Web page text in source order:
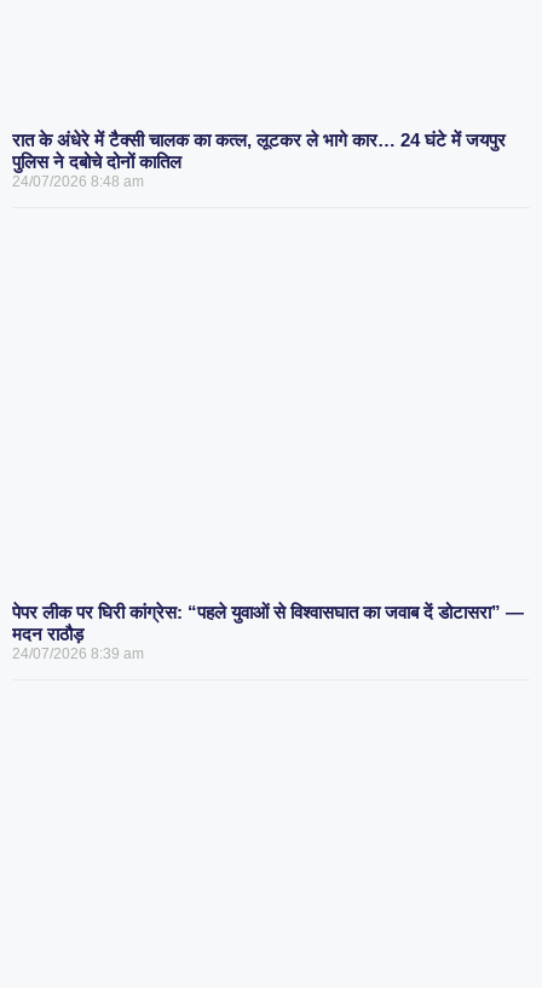
रात के अंधेरे में टैक्सी चालक का कत्ल, लूटकर ले भागे कार… 24 घंटे में जयपुर
पुलिस ने दबोचे दोनों कातिल
24/07/2026 8:48 am
पेपर लीक पर घिरी कांग्रेस: “पहले युवाओं से विश्वासघात का जवाब दें डोटासरा” —
मदन राठौड़
24/07/2026 8:39 am